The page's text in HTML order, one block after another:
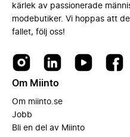
kärlek av passionerade
modebutiker. Vi hoppas att
fallet, följ oss!
Om Miinto
Om miinto.se
Jobb
Bli en del av Miinto